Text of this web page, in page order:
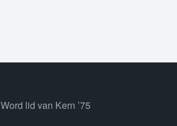
Word lid van Kern ’75